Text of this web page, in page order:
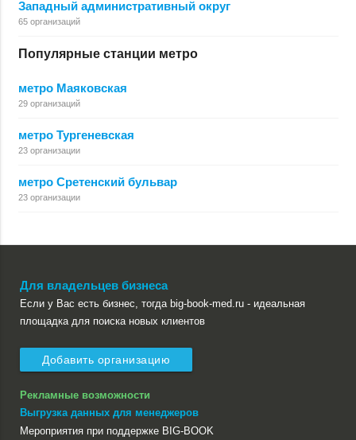
Западный административный округ
65 организаций
Популярные станции метро
метро Маяковская
29 организаций
метро Тургеневская
23 организации
метро Сретенский бульвар
23 организации
Для владельцев бизнеса
Если у Вас есть бизнес, тогда big-book-med.ru - идеальная
площадка для поиска новых клиентов
Добавить организацию
Рекламные возможности
Выгрузка данных для менеджеров
Мероприятия при поддержке BIG-BOOK